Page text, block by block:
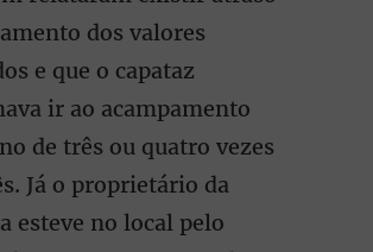
dos valores
e que o capataz
ir ao acampamento
de três ou quatro vezes
Já o proprietário da
esteve no local pelo